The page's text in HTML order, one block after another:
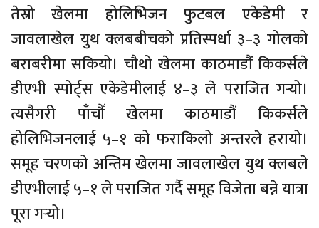
तेस्रो खेलमा होलिभिजन फुटबल एकेडेमी र
जावलाखेल युथ क्लबबीचको प्रतिस्पर्धा ३–३ गोलको
बराबरीमा सकियो। चौथो खेलमा काठमाडौं किकर्सले
डीएभी स्पोर्ट्स एकेडेमीलाई ४–३ ले पराजित गर्‍यो।
त्यसैगरी पाँचौँ खेलमा काठमाडौं किकर्सले
होलिभिजनलाई ५–१ को फराकिलो अन्तरले हरायो।
समूह चरणको अन्तिम खेलमा जावलाखेल युथ क्लबले
डीएभीलाई ५–१ ले पराजित गर्दै समूह विजेता बन्ने यात्रा
पूरा गर्‍यो।